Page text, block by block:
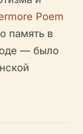
Poem
память в
— было